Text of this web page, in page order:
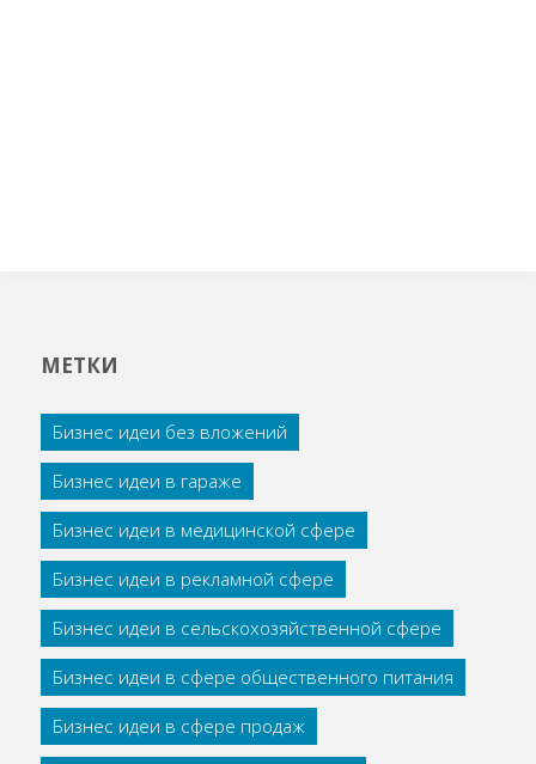
МЕТКИ
Бизнес идеи без вложений
Бизнес идеи в гараже
Бизнес идеи в медицинской сфере
Бизнес идеи в рекламной сфере
Бизнес идеи в сельскохозяйственной сфере
Бизнес идеи в сфере общественного питания
Бизнес идеи в сфере продаж